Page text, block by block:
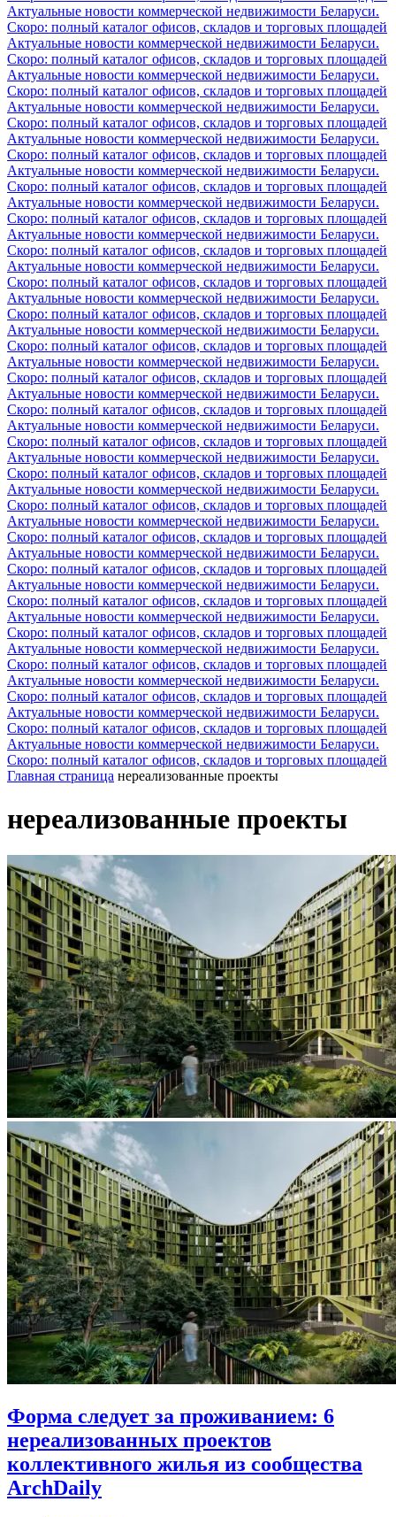
Актуальные новости коммерческой недвижимости Беларуси.
Скоро: полный каталог офисов, складов и торговых площадей
Актуальные новости коммерческой недвижимости Беларуси.
Скоро: полный каталог офисов, складов и торговых площадей
Актуальные новости коммерческой недвижимости Беларуси.
Скоро: полный каталог офисов, складов и торговых площадей
Актуальные новости коммерческой недвижимости Беларуси.
Скоро: полный каталог офисов, складов и торговых площадей
Актуальные новости коммерческой недвижимости Беларуси.
Скоро: полный каталог офисов, складов и торговых площадей
Актуальные новости коммерческой недвижимости Беларуси.
Скоро: полный каталог офисов, складов и торговых площадей
Актуальные новости коммерческой недвижимости Беларуси.
Скоро: полный каталог офисов, складов и торговых площадей
Актуальные новости коммерческой недвижимости Беларуси.
Скоро: полный каталог офисов, складов и торговых площадей
Актуальные новости коммерческой недвижимости Беларуси.
Скоро: полный каталог офисов, складов и торговых площадей
Актуальные новости коммерческой недвижимости Беларуси.
Скоро: полный каталог офисов, складов и торговых площадей
Актуальные новости коммерческой недвижимости Беларуси.
Скоро: полный каталог офисов, складов и торговых площадей
Актуальные новости коммерческой недвижимости Беларуси.
Скоро: полный каталог офисов, складов и торговых площадей
Актуальные новости коммерческой недвижимости Беларуси.
Скоро: полный каталог офисов, складов и торговых площадей
Актуальные новости коммерческой недвижимости Беларуси.
Скоро: полный каталог офисов, складов и торговых площадей
Актуальные новости коммерческой недвижимости Беларуси.
Скоро: полный каталог офисов, складов и торговых площадей
Актуальные новости коммерческой недвижимости Беларуси.
Скоро: полный каталог офисов, складов и торговых площадей
Актуальные новости коммерческой недвижимости Беларуси.
Скоро: полный каталог офисов, складов и торговых площадей
Актуальные новости коммерческой недвижимости Беларуси.
Скоро: полный каталог офисов, складов и торговых площадей
Актуальные новости коммерческой недвижимости Беларуси.
Скоро: полный каталог офисов, складов и торговых площадей
Актуальные новости коммерческой недвижимости Беларуси.
Скоро: полный каталог офисов, складов и торговых площадей
Актуальные новости коммерческой недвижимости Беларуси.
Скоро: полный каталог офисов, складов и торговых площадей
Актуальные новости коммерческой недвижимости Беларуси.
Скоро: полный каталог офисов, складов и торговых площадей
Актуальные новости коммерческой недвижимости Беларуси.
Скоро: полный каталог офисов, складов и торговых площадей
Актуальные новости коммерческой недвижимости Беларуси.
Скоро: полный каталог офисов, складов и торговых площадей
Главная страница нереализованные проекты
нереализованные проекты
Форма следует за проживанием: 6
нереализованных проектов
коллективного жилья из сообщества
ArchDaily